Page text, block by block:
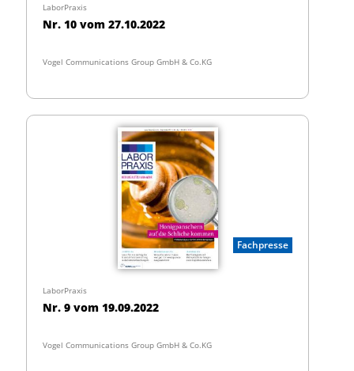
LaborPraxis
Nr. 10 vom 27.10.2022
Vogel Communications Group GmbH & Co.KG
Fachpresse
LaborPraxis
Nr. 9 vom 19.09.2022
Vogel Communications Group GmbH & Co.KG